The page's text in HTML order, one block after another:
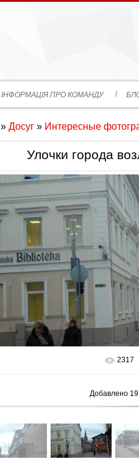
ІНФОРМАЦІЯ ПРО КОМАНДУ
» Досуг » Интересные
Улочки города
В реальном
2317
Добавлено